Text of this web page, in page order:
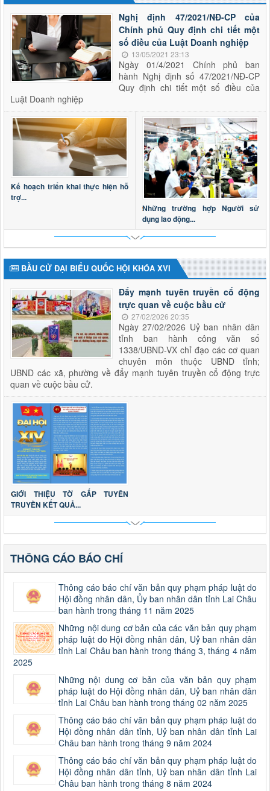
Nghị định 47/2021/NĐ-CP của
Chính phủ Quy định chi tiết một
số điều của Luật Doanh nghiệp
13/05/2021 23:13
Ngày 01/4/2021 Chính phủ ban
hành Nghị định số 47/2021/NĐ-CP
Quy định chi tiết một số điều của
Luật Doanh nghiệp
Kế hoạch triển khai thực hiện hỗ
trợ...
Những trường hợp Người sử
dụng lao động...
BẦU CỬ ĐẠI BIỂU QUỐC HỘI KHÓA XVI
Đẩy mạnh tuyên truyền cổ động
trực quan về cuộc bầu cử
27/02/2026 20:35
Ngày 27/02/2026 Uỷ ban nhân dân
tỉnh ban hành công văn số
1338/UBND-VX chỉ đạo các cơ quan
chuyên môn thuộc UBND tỉnh;
UBND các xã, phường về đẩy mạnh tuyên truyền cổ động trực
quan về cuộc bầu cử.
GIỚI THIỆU TỜ GẤP TUYÊN
TRUYỀN KẾT QUẢ...
THÔNG CÁO BÁO CHÍ
Thông cáo báo chí văn bản quy phạm pháp luật do
Hội đồng nhân dân, Ủy ban nhân dân tỉnh Lai Châu
ban hành trong tháng 11 năm 2025
Những nội dung cơ bản của các văn bản quy phạm
pháp luật do Hội đồng nhân dân, Uỷ ban nhân dân
tỉnh Lai Châu ban hành trong tháng 3, tháng 4 năm
2025
Những nội dung cơ bản của văn bản quy phạm
pháp luật do Hội đồng nhân dân, Uỷ ban nhân dân
tỉnh Lai Châu ban hành trong tháng 02 năm 2025
Thông cáo báo chí văn bản quy phạm pháp luật do
Hội đồng nhân dân tỉnh, Uỷ ban nhân dân tỉnh Lai
Châu ban hành trong tháng 9 năm 2024
Thông cáo báo chí văn bản quy phạm pháp luật do
Hội đồng nhân dân tỉnh, Uỷ ban nhân dân tỉnh Lai
Châu ban hành trong tháng 8 năm 2024